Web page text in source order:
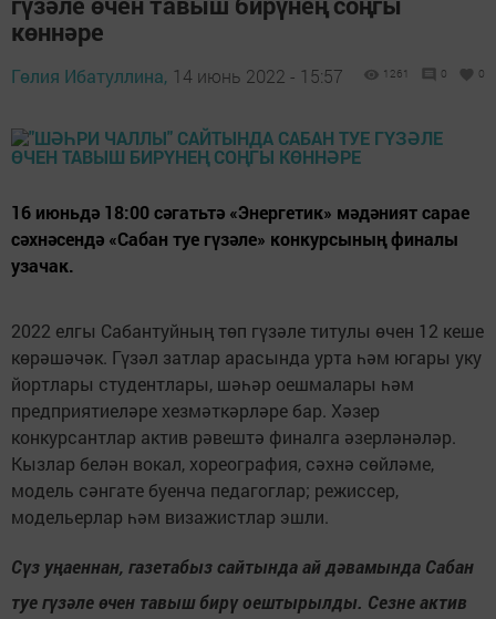
көннәре
Гөлия Ибатуллина, 14 июнь 2022 - 15:57 1261 0 0
16 июньдә 18:00 сәгатьтә «Энергетик» мәдәният сарае
сәхнәсендә «Сабан туе гүзәле» конкурсының финалы
узачак.
2022 елгы Сабантуйның төп гүзәле титулы өчен 12 кеше
көрәшәчәк. Гүзәл затлар арасында урта һәм югары уку
йортлары студентлары, шәһәр оешмалары һәм
предприятиеләре хезмәткәрләре бар. Хәзер
конкурсантлар актив рәвештә финалга әзерләнәләр.
Кызлар белән вокал, хореография, сәхнә сөйләме,
модель сәнгате буенча педагоглар; режиссер,
модельерлар һәм визажистлар эшли.
Сүз уңаеннан, газетабыз сайтында ай дәвамында Сабан
туе гүзәле өчен тавыш бирү оештырылды. Сезне актив